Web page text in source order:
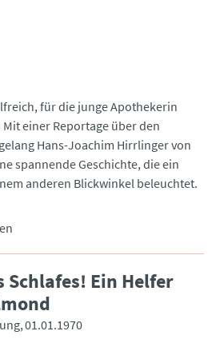
für die junge Apothekerin
einer Reportage über den
Hans-Joachim Hirrlinger von
spannende Geschichte, die ein
anderen Blickwinkel beleuchtet.
Schlafes! Ein Helfer
01.01.1970